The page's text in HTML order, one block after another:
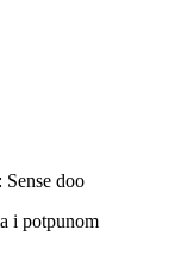
doo
i potpunom